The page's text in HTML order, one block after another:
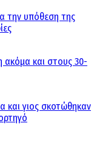
την υπόθεση της
ακόμα και στους 30-
και γιος σκοτώθηκαν